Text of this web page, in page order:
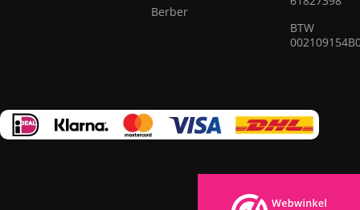
de beste modellen geselecteerd van moderne vakmensen
die erin geslaagd zijn om elegantie, kwaliteit en praktisch
nut op ingenieuze wijze te combineren in elk vloerkleed.
Berber
BTW